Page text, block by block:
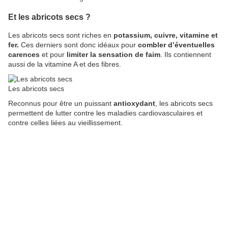
Et les abricots secs ?
Les abricots secs sont riches en potassium, cuivre, vitamine et
fer. Ces derniers sont donc idéaux pour combler d’éventuelles
carences et pour limiter la sensation de faim . Ils contiennent
aussi de la vitamine A et des fibres.
Les abricots secs
Reconnus pour être un puissant antioxydant , les abricots secs
permettent de lutter contre les maladies cardiovasculaires et
contre celles liées au vieillissement.